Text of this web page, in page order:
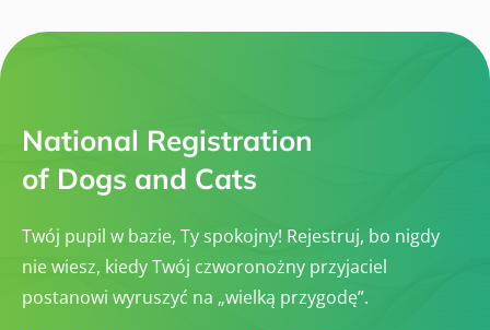
National Registration
of Dogs and Cats
Twój pupil w bazie, Ty spokojny! Rejestruj, bo nigdy
nie wiesz, kiedy Twój czworonożny przyjaciel
postanowi wyruszyć na „wielką przygodę”.